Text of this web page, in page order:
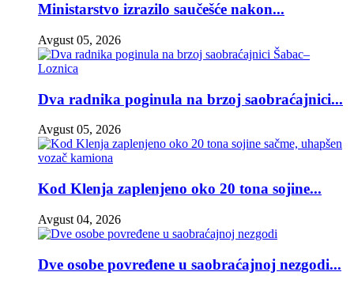
Ministarstvo izrazilo saučešće nakon...
Avgust 05, 2026
Dva radnika poginula na brzoj saobraćajnici...
Avgust 05, 2026
Kod Klenja zaplenjeno oko 20 tona sojine...
Avgust 04, 2026
Dve osobe povređene u saobraćajnoj nezgodi...